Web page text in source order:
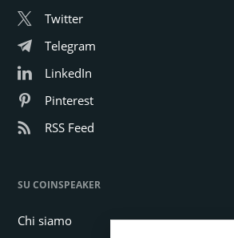
Twitter
Telegram
LinkedIn
Pinterest
RSS Feed
SU COINSPEAKER
Chi siamo